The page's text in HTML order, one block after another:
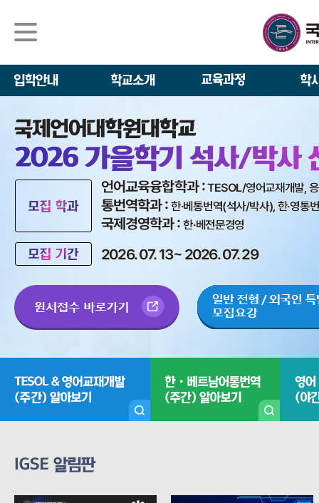
석사/박사과정
일반(내국인)전
외국인 유학생
모집요강
About IGSE
IGSE 소개
설립 이념과 비
학교법인
발전기금 안내
CMS 신청
석사과정
언어교육융합학
TESOL & 영어
영어·한국어교
박사과정
언어교육융합학
학사 일정
IGSE News
장학제도